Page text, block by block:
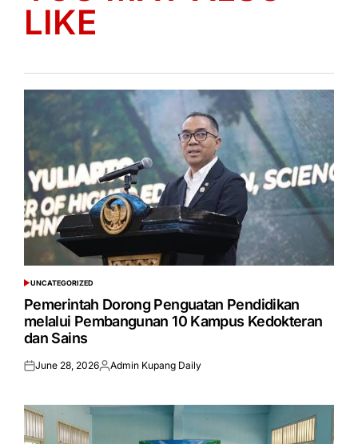
LIKE
POSTED
IN
UNCATEGORIZED
Pemerintah Dorong Penguatan Pendidikan
melalui Pembangunan 10 Kampus Kedokteran
dan Sains
Posted
June 28, 2026Posted
Admin Kupang Daily